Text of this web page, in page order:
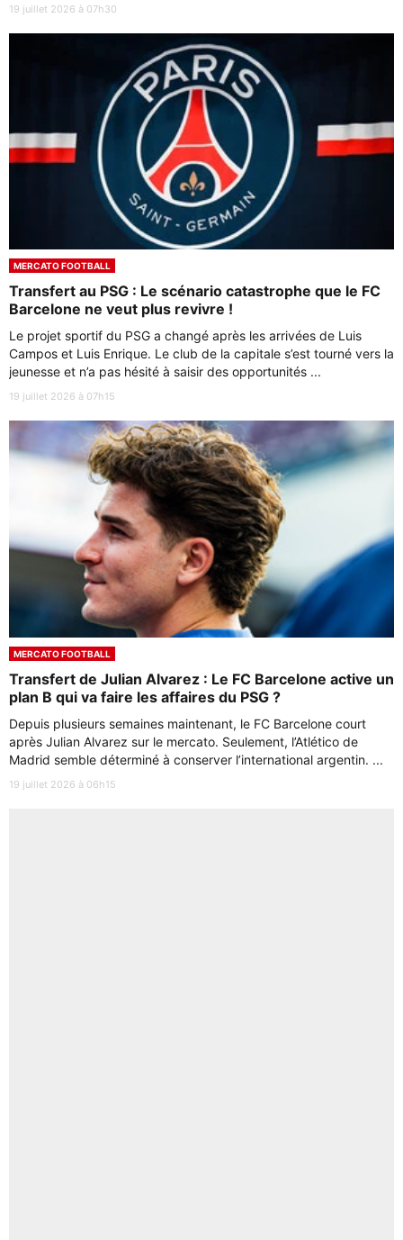
19 juillet 2026 à 07h30
MERCATO FOOTBALL
Transfert au PSG : Le scénario catastrophe que le FC
Barcelone ne veut plus revivre !
Le projet sportif du PSG a changé après les arrivées de Luis
Campos et Luis Enrique. Le club de la capitale s’est tourné vers la
jeunesse et n’a pas hésité à saisir des opportunités ...
19 juillet 2026 à 07h15
MERCATO FOOTBALL
Transfert de Julian Alvarez : Le FC Barcelone active un
plan B qui va faire les affaires du PSG ?
Depuis plusieurs semaines maintenant, le FC Barcelone court
après Julian Alvarez sur le mercato. Seulement, l’Atlético de
Madrid semble déterminé à conserver l’international argentin. ...
19 juillet 2026 à 06h15